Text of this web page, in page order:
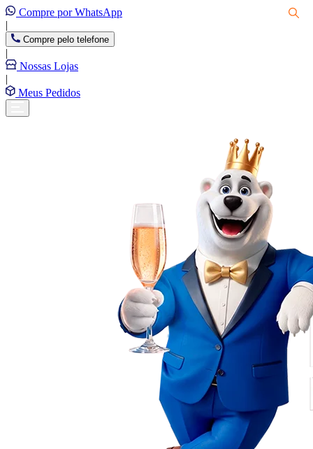
Compre por WhatsApp
|
Compre pelo telefone
|
Nossas Lojas
|
Meus Pedidos